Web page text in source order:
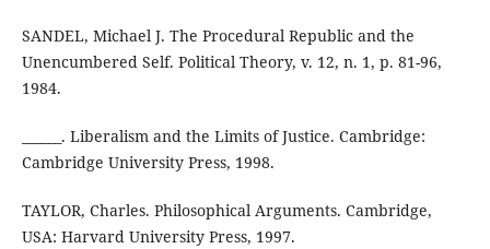
SANDEL, Michael J. The Procedural Republic and the
Unencumbered Self. Political Theory, v. 12, n. 1, p. 81-96,
1984.
______. Liberalism and the Limits of Justice. Cambridge:
Cambridge University Press, 1998.
TAYLOR, Charles. Philosophical Arguments. Cambridge,
USA: Harvard University Press, 1997.